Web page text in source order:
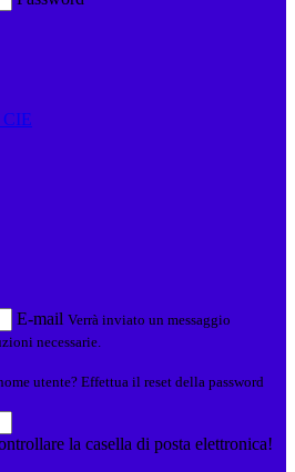
CIE
E-mail Verrà inviato un messaggio
necessarie.
utente? Effettua il reset della password
la casella di posta elettronica!